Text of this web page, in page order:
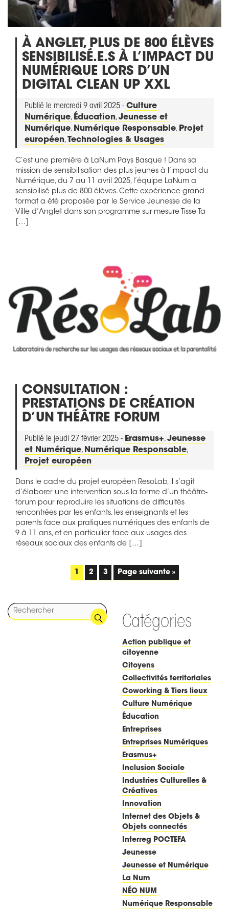
À ANGLET, PLUS DE 800 ÉLÈVES
SENSIBILISÉ.E.S À L’IMPACT DU
NUMÉRIQUE LORS D’UN
DIGITAL CLEAN UP XXL
Publié le mercredi 9 avril 2025 - Culture
Numérique, Éducation,Jeunesse et
Numérique, Numérique Responsable, Projet
européen,Technologies & Usages
C’est une première à LaNum Pays Basque ! Dans sa
mission de sensibilisation des plus jeunes à l’impact du
Numérique, du 7 au 11 avril 2025, l’équipe LaNum a
sensibilisé plus de 800 élèves. Cette expérience grand
format a été proposée par le Service Jeunesse de la
Ville d’Anglet dans son programme sur-mesure Tisse Ta
[…]
CONSULTATION :
PRESTATIONS DE CRÉATION
D’UN THÉÂTRE FORUM
Publié le jeudi 27 février 2025 - Erasmus+,Jeunesse
et Numérique, Numérique Responsable,
Projet européen
Dans le cadre du projet européen ResoLab, il s’agit
d’élaborer une intervention sous la forme d’un théâtre-
forum pour reproduire les situations de difficultés
rencontrées par les enfants, les enseignants et les
parents face aux pratiques numériques des enfants de
9 à 11 ans, et en particulier face aux usages des
réseaux sociaux des enfants de […]
1 2 3 Page suivante »
Catégories
Action publique et
citoyenne
Citoyens
Collectivités territoriales
Coworking & Tiers lieux
Culture Numérique
Éducation
Entreprises
Entreprises Numériques
Erasmus+
Inclusion Sociale
Industries Culturelles &
Créatives
Innovation
Internet des Objets &
Objets connectés
Interreg POCTEFA
Jeunesse
Jeunesse et Numérique
La Num
NÉO NUM
Numérique Responsable